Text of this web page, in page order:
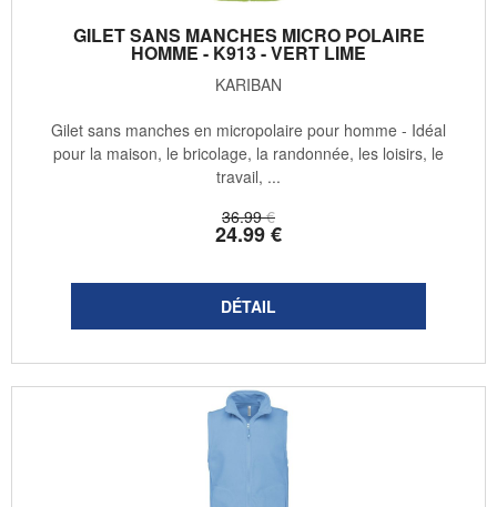
GILET SANS MANCHES MICRO POLAIRE
HOMME - K913 - VERT LIME
KARIBAN
36.99 €
24.99€
Gilet sans manches en micropolaire pour homme - Idéal
pour la maison, le bricolage, la randonnée, les loisirs, le
travail, ...